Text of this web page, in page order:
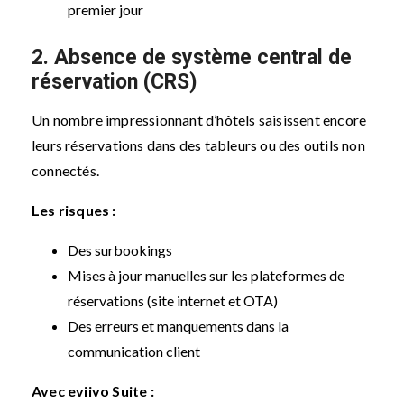
premier jour
2. Absence de système central de
réservation (CRS)
Un nombre impressionnant d’hôtels saisissent encore
leurs réservations dans des tableurs ou des outils non
connectés.
Les risques :
Des surbookings
Mises à jour manuelles sur les plateformes de
réservations (site internet et OTA)
Des erreurs et manquements dans la
communication client
Avec eviivo Suite :